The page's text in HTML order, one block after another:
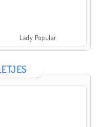
Lady Popular